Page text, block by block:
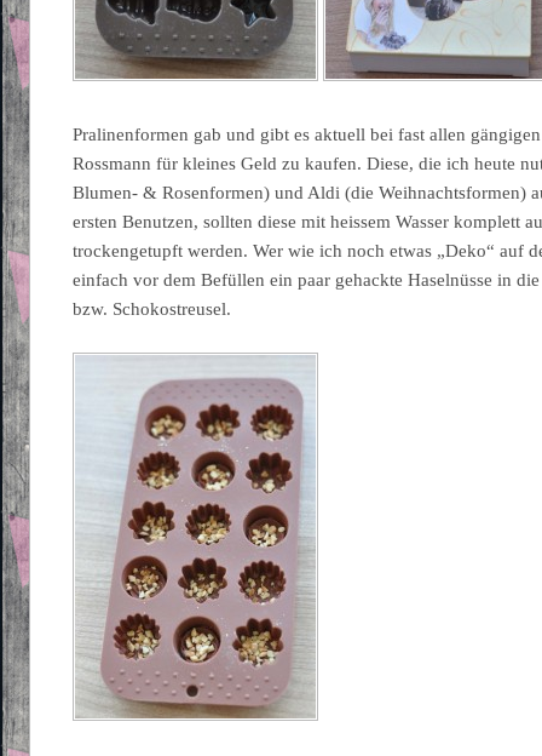
Pralinenformen gab und gibt es aktuell bei fast allen
Rossmann für kleines Geld zu kaufen. Diese, die ich heute
Blumen- & Rosenformen) und Aldi (die Weihnachtsformen)
ersten Benutzen, sollten diese mit heissem Wasser komplett
trockengetupft werden. Wer wie ich noch etwas „Deko“ auf
einfach vor dem Befüllen ein paar gehackte Haselnüsse in
bzw. Schokostreusel.